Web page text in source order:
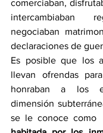
comerciaban,
intercambiaban
negociaban
declaraciones de
Es posible que los
llevan ofrendas
honraban a los
dimensión
se le conoce como